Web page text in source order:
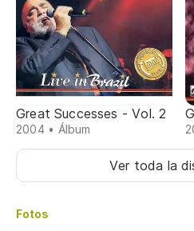
Great Successes - Vol. 2
2004 • Álbum
Ver toda la
Fotos